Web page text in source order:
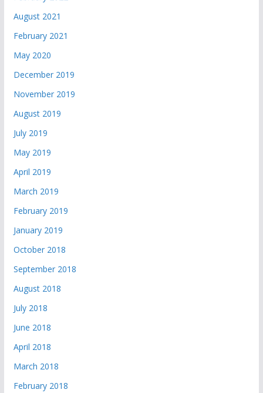
August 2021
February 2021
May 2020
December 2019
November 2019
August 2019
July 2019
May 2019
April 2019
March 2019
February 2019
January 2019
October 2018
September 2018
August 2018
July 2018
June 2018
April 2018
March 2018
February 2018